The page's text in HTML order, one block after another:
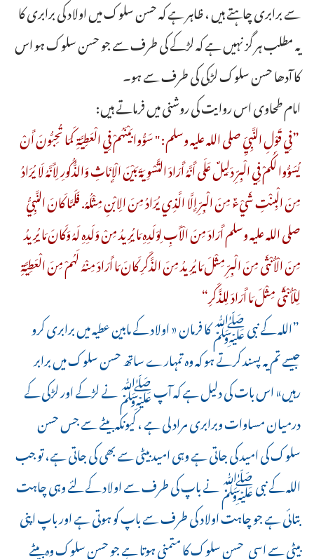
سے برابری چاہتے ہیں ، ظاہر ہے کہ حسن سلوک میں اولاد کی برابری کا
یہ مطلب ہر گز نہیں ہے کہ لڑکے کی طرف سے جو حسن سلوک ہو اس
کا آدھا حسن سلوک لڑکی کی طرف سے ہو۔
امام طحاوی اس روایت کی روشنی میں فرماتے ہیں:
”فِي قَوْلِ النَّبِيِّ صلى الله عليه وسلم: " سَوُّوا بَيْنَهُمْ فِي الْعَطِيَّةِ ‌كَمَا ‌تُحِبُّونَ ‌أَنْ
‌يُسَوُّوا ‌لَكُمْ ‌فِي ‌الْبِرِّ ‌دَلِيلٌ عَلَى أَنَّهُ أَرَادَ التَّسْوِيَةَ بَيْنَ الْإِنَاثِ وَالذُّكُورِ لِأَنَّهُ لَا يُرَادُ
مِنَ الْبِنْتِ شَيْءٌ مِنَ الْبِرِّ إِلَّا الَّذِي يُرَادُ مِنَ الِابْنِ مِثْلُهُ. فَلَمَّا كَانَ النَّبِيُّ
صلى الله عليه وسلم أَرَادَ مِنَ الْأَبِ لِوَلَدِهِ مَا يُرِيدُ مِنْ وَلَدِهِ لَهُ وَكَانَ مَا يُرِيدُ
مِنَ الْأُنْثَى مِنَ الْبِرِّ مِثْلَ مَا يُرِيدُ مِنَ الذَّكَرِ كَانَ مَا أَرَادَ مِنْهُ لَهُمْ مِنَ الْعَطِيَّةِ
لِلْأُنْثَى مِثْلَ مَا أَرَادَ لِلذَّكَرِ“
”اللہ کے نبی ﷺ کا فرمان « اولاد کے مابین عطیہ میں برابری کرو
جیسے تم یہ پسند کرتے ہو کہ وہ تمہارے ساتھ حسن سلوک میں برابر
رہیں» اس بات کی دلیل ہے کہ آپ ﷺ نے لڑکے اور لڑکی کے
درمیان مساوات وبرابری مراد لی ہے ، کیونکہ بیٹے سے جس حسن
سلوک کی امید کی جاتی ہے وہی امید بیٹی سے بھی کی جاتی ہے، تو جب
اللہ کے نبی ﷺ نے باپ کی طرف سے اولاد کے لئے وہی چاہت
بتائی ہے جو چاہت اولاد کی طرف سے باپ کو ہوتی ہے اور باپ اپنی
بیٹی سے اسی حسن سلوک کا متمنی ہوتا ہے جو حسن سلوک وہ بیٹے